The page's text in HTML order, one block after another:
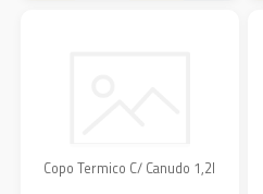
Copo Termico C/ Canudo 1,2l